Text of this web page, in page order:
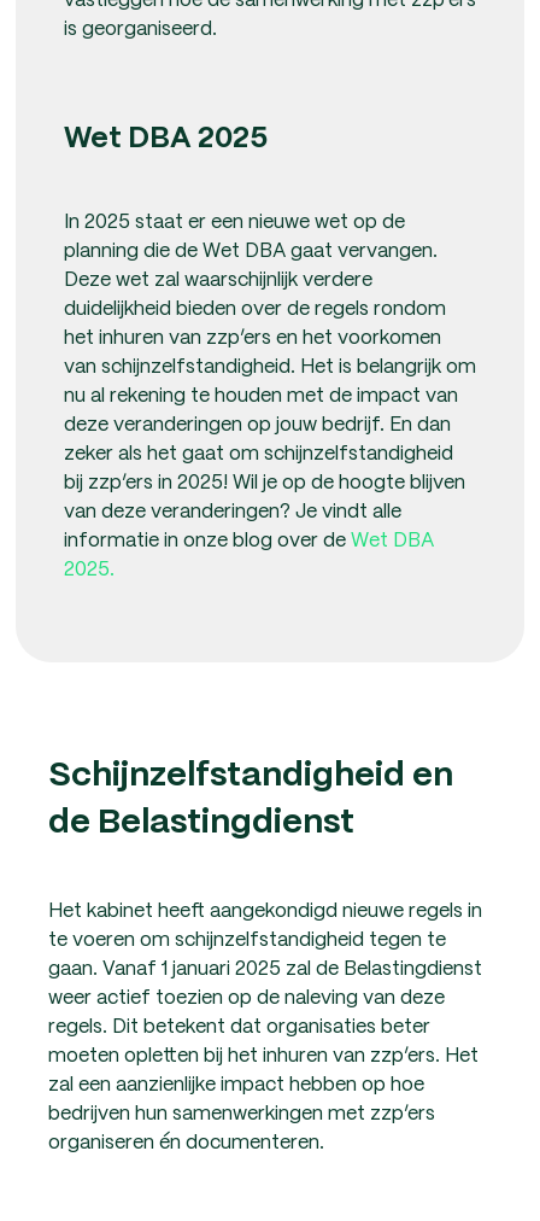
is georganiseerd.
Wet DBA 2025
In 2025 staat er een nieuwe wet op de
planning die de Wet DBA gaat vervangen.
Deze wet zal waarschijnlijk verdere
duidelijkheid bieden over de regels rondom
het inhuren van zzp’ers en het voorkomen
van schijnzelfstandigheid. Het is belangrijk om
nu al rekening te houden met de impact van
deze veranderingen op jouw bedrijf. En dan
zeker als het gaat om schijnzelfstandigheid
bij zzp’ers in 2025! Wil je op de hoogte blijven
van deze veranderingen? Je vindt alle
informatie in onze blog over deWet DBA
2025.
Schijnzelfstandigheid en
de Belastingdienst
Het kabinet heeft aangekondigd nieuwe regels in
te voeren om schijnzelfstandigheid tegen te
gaan. Vanaf 1 januari 2025 zal de Belastingdienst
weer actief toezien op de naleving van deze
regels. Dit betekent dat organisaties beter
moeten opletten bij het inhuren van zzp’ers. Het
zal een aanzienlijke impact hebben op hoe
bedrijven hun samenwerkingen met zzp’ers
organiseren én documenteren.